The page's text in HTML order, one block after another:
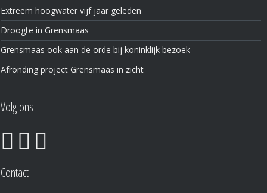
Extreem hoogwater vijf jaar geleden
Droogte in Grensmaas
Grensmaas ook aan de orde bij koninklijk bezoek
Afronding project Grensmaas in zicht
Volg ons
Contact